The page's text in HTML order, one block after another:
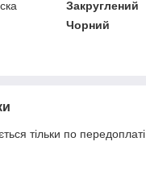
Закруглений
Чорний
тільки по передоплаті.